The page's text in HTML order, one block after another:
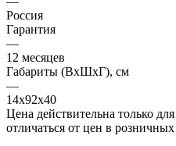
Россия
Гарантия
—
12 месяцев
Габариты (ВхШхГ), см
—
14х92х40
Цена действительна только
отличаться от цен в